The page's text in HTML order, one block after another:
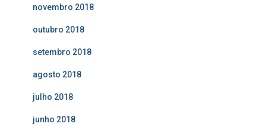
novembro 2018
outubro 2018
setembro 2018
agosto 2018
julho 2018
junho 2018